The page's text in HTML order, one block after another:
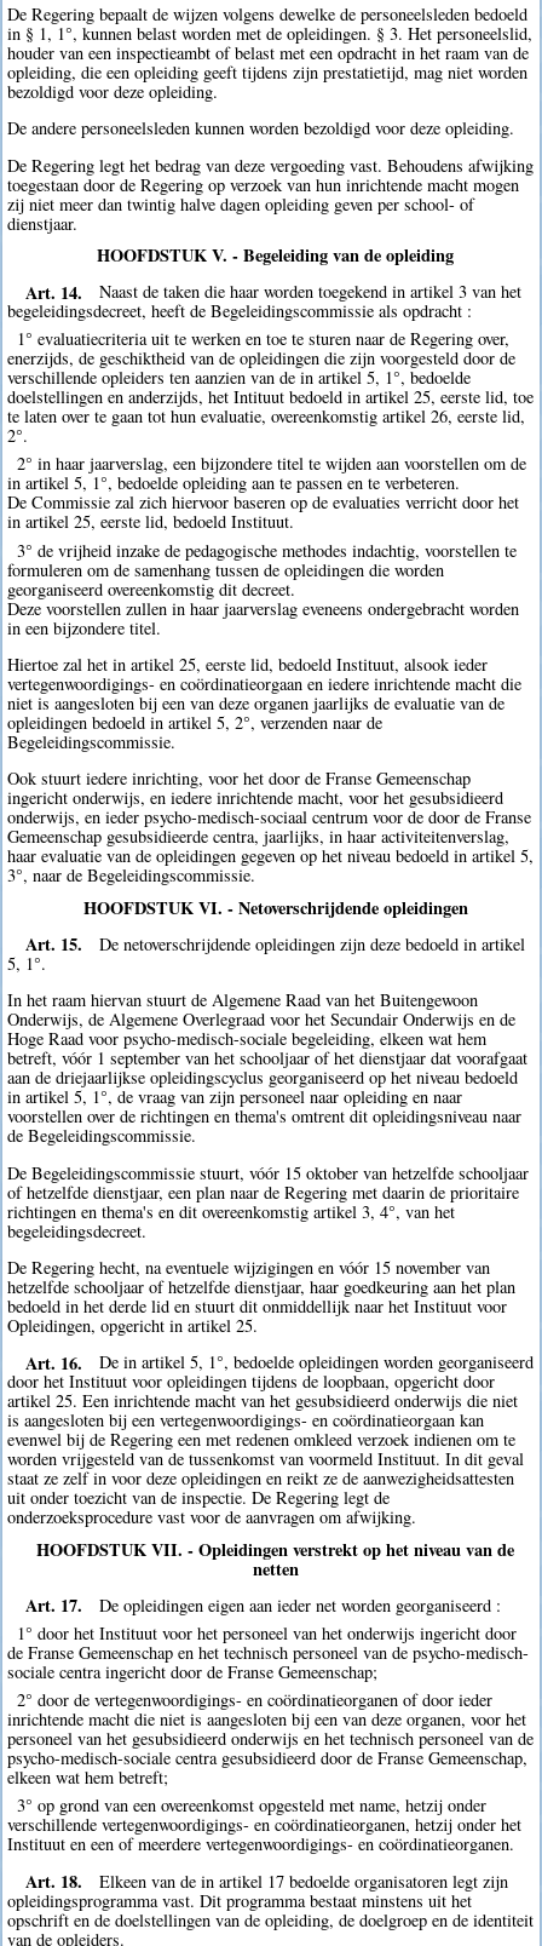
De Regering bepaalt de wijzen volgens dewelke de personeelsleden bedoeld
in § 1, 1°, kunnen belast worden met de opleidingen. § 3. Het personeelslid,
houder van een inspectieambt of belast met een opdracht in het raam van de
opleiding, die een opleiding geeft tijdens zijn prestatietijd, mag niet worden
bezoldigd voor deze opleiding.
De andere personeelsleden kunnen worden bezoldigd voor deze opleiding.
De Regering legt het bedrag van deze vergoeding vast. Behoudens afwijking
toegestaan door de Regering op verzoek van hun inrichtende macht mogen
zij niet meer dan twintig halve dagen opleiding geven per school- of
dienstjaar.
HOOFDSTUK V. - Begeleiding van de opleiding
Art. 14.
Naast de taken die haar worden toegekend in artikel 3 van het
begeleidingsdecreet, heeft de Begeleidingscommissie als opdracht :
1° evaluatiecriteria uit te werken en toe te sturen naar de Regering over,
enerzijds, de geschiktheid van de opleidingen die zijn voorgesteld door de
verschillende opleiders ten aanzien van de in artikel 5, 1°, bedoelde
doelstellingen en anderzijds, het Intituut bedoeld in artikel 25, eerste lid, toe
te laten over te gaan tot hun evaluatie, overeenkomstig artikel 26, eerste lid,
2°.
2° in haar jaarverslag, een bijzondere titel te wijden aan voorstellen om de
in artikel 5, 1°, bedoelde opleiding aan te passen en te verbeteren.
De Commissie zal zich hiervoor baseren op de evaluaties verricht door het
in artikel 25, eerste lid, bedoeld Instituut.
3° de vrijheid inzake de pedagogische methodes indachtig, voorstellen te
formuleren om de samenhang tussen de opleidingen die worden
georganiseerd overeenkomstig dit decreet.
Deze voorstellen zullen in haar jaarverslag eveneens ondergebracht worden
in een bijzondere titel.
Hiertoe zal het in artikel 25, eerste lid, bedoeld Instituut, alsook ieder
vertegenwoordigings- en coördinatieorgaan en iedere inrichtende macht die
niet is aangesloten bij een van deze organen jaarlijks de evaluatie van de
opleidingen bedoeld in artikel 5, 2°, verzenden naar de
Begeleidingscommissie.
Ook stuurt iedere inrichting, voor het door de Franse Gemeenschap
ingericht onderwijs, en iedere inrichtende macht, voor het gesubsidieerd
onderwijs, en ieder psycho-medisch-sociaal centrum voor de door de Franse
Gemeenschap gesubsidieerde centra, jaarlijks, in haar activiteitenverslag,
haar evaluatie van de opleidingen gegeven op het niveau bedoeld in artikel 5,
3°, naar de Begeleidingscommissie.
HOOFDSTUK VI. - Netoverschrijdende opleidingen
Art. 15.
De netoverschrijdende opleidingen zijn deze bedoeld in artikel
5, 1°.
In het raam hiervan stuurt de Algemene Raad van het Buitengewoon
Onderwijs, de Algemene Overlegraad voor het Secundair Onderwijs en de
Hoge Raad voor psycho-medisch-sociale begeleiding, elkeen wat hem
betreft, vóór 1 september van het schooljaar of het dienstjaar dat voorafgaat
aan de driejaarlijkse opleidingscyclus georganiseerd op het niveau bedoeld
in artikel 5, 1°, de vraag van zijn personeel naar opleiding en naar
voorstellen over de richtingen en thema's omtrent dit opleidingsniveau naar
de Begeleidingscommissie.
De Begeleidingscommissie stuurt, vóór 15 oktober van hetzelfde schooljaar
of hetzelfde dienstjaar, een plan naar de Regering met daarin de prioritaire
richtingen en thema's en dit overeenkomstig artikel 3, 4°, van het
begeleidingsdecreet.
De Regering hecht, na eventuele wijzigingen en vóór 15 november van
hetzelfde schooljaar of hetzelfde dienstjaar, haar goedkeuring aan het plan
bedoeld in het derde lid en stuurt dit onmiddellijk naar het Instituut voor
Opleidingen, opgericht in artikel 25.
Art. 16.
De in artikel 5, 1°, bedoelde opleidingen worden georganiseerd
door het Instituut voor opleidingen tijdens de loopbaan, opgericht door
artikel 25. Een inrichtende macht van het gesubsidieerd onderwijs die niet
is aangesloten bij een vertegenwoordigings- en coördinatieorgaan kan
evenwel bij de Regering een met redenen omkleed verzoek indienen om te
worden vrijgesteld van de tussenkomst van voormeld Instituut. In dit geval
staat ze zelf in voor deze opleidingen en reikt ze de aanwezigheidsattesten
uit onder toezicht van de inspectie. De Regering legt de
onderzoeksprocedure vast voor de aanvragen om afwijking.
HOOFDSTUK VII. - Opleidingen verstrekt op het niveau van de
netten
Art. 17.
De opleidingen eigen aan ieder net worden georganiseerd :
1° door het Instituut voor het personeel van het onderwijs ingericht door
de Franse Gemeenschap en het technisch personeel van de psycho-medisch-
sociale centra ingericht door de Franse Gemeenschap;
2° door de vertegenwoordigings- en coördinatieorganen of door ieder
inrichtende macht die niet is aangesloten bij een van deze organen, voor het
personeel van het gesubsidieerd onderwijs en het technisch personeel van de
psycho-medisch-sociale centra gesubsidieerd door de Franse Gemeenschap,
elkeen wat hem betreft;
3° op grond van een overeenkomst opgesteld met name, hetzij onder
verschillende vertegenwoordigings- en coördinatieorganen, hetzij onder het
Instituut en een of meerdere vertegenwoordigings- en coördinatieorganen.
Art. 18.
Elkeen van de in artikel 17 bedoelde organisatoren legt zijn
opleidingsprogramma vast. Dit programma bestaat minstens uit het
opschrift en de doelstellingen van de opleiding, de doelgroep en de identiteit
van de opleiders.